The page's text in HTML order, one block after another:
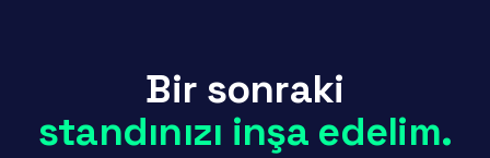
Bir sonraki
standınızı inşa edelim.